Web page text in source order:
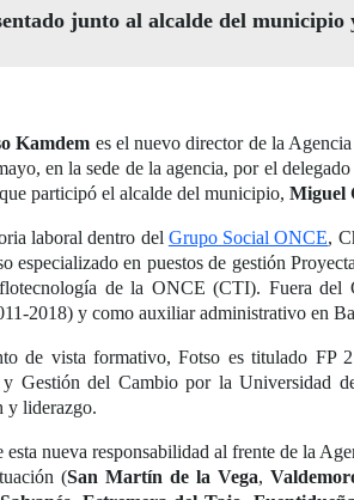
junto al alcalde del
Kamdem es el nuevo director de la
en la sede de la agencia, por el
participó el alcalde del municipio, Miguel
laboral dentro del Grupo Social ONCE,
especializado en puestos de gestión
de la ONCE (CTI). Fuera del
2018) y como auxiliar administrativo en
de vista formativo, Fotso es titulado FP
y Gestión del Cambio por la Universidad
y liderazgo.
esta nueva responsabilidad al frente de la
(San Martín de la Vega,